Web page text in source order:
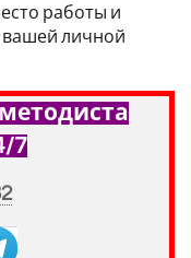
работы и
вашей личной
7